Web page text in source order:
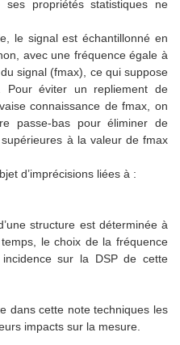
propriétés statistiques ne
le signal est échantillonné en
avec une fréquence égale à
signal (fmax), ce qui suppose
éviter un repliement de
connaissance de fmax, on
passe-bas pour éliminer de
à la valeur de fmax
d’imprécisions liées à :
structure est déterminée à
le choix de la fréquence
sur la DSP de cette
dans cette note techniques les
impacts sur la mesure.